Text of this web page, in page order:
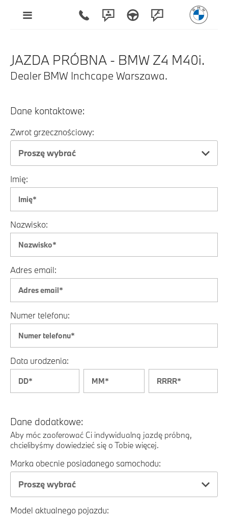
JAZDA PRÓBNA - BMW Z4 M40i.
Dealer BMW Inchcape Warszawa.
Dane kontaktowe:
Zwrot grzecznościowy:
Proszę wybrać
Imię:
Nazwisko:
Adres email:
Numer telefonu:
Data urodzenia:
Dane dodatkowe:
Aby móc zaoferować Ci indywidualną jazdę próbną,
chcielibyśmy dowiedzieć się o Tobie więcej.
Marka obecnie posiadanego samochodu:
Proszę wybrać
Model aktualnego pojazdu: